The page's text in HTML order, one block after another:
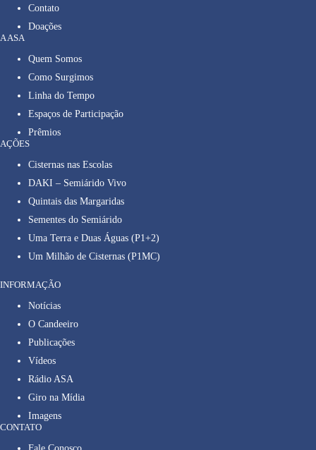
Contato
Doações
A ASA
Quem Somos
Como Surgimos
Linha do Tempo
Espaços de Participação
Prêmios
AÇÕES
Cisternas nas Escolas
DAKI – Semiárido Vivo
Quintais das Margaridas
Sementes do Semiárido
Uma Terra e Duas Águas (P1+2)
Um Milhão de Cisternas (P1MC)
INFORMAÇÃO
Notícias
O Candeeiro
Publicações
Vídeos
Rádio ASA
Giro na Mídia
Imagens
CONTATO